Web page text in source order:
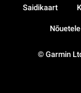
© Garmin
Saidikaart